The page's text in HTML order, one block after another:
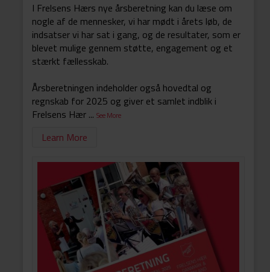
I Frelsens Hærs nye årsberetning kan du læse om
nogle af de mennesker, vi har mødt i årets løb, de
indsatser vi har sat i gang, og de resultater, som er
blevet mulige gennem støtte, engagement og et
stærkt fællesskab.
Årsberetningen indeholder også hovedtal og
regnskab for 2025 og giver et samlet indblik i
Frelsens Hær ...See More
Learn More